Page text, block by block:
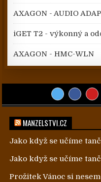
AXAGON - AUDIO
iGET T2 - výkonný a
AXAGON - HMC-WLN
MANZELSTVI.CZ
Jako když se učíme
Jako když se učíme
Prožitek Vánoc si